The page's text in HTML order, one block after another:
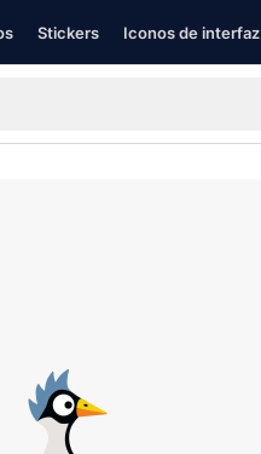
Stickers Iconos de interfaz